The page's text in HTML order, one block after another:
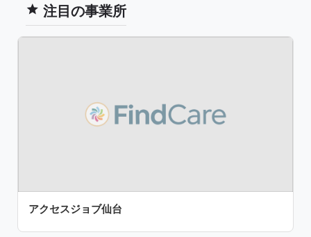
注目の事業所
アクセスジョブ仙台